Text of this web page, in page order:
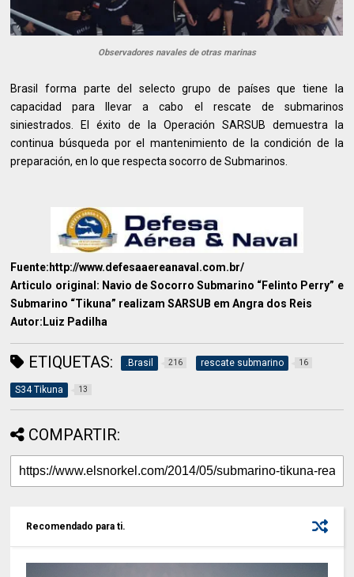
Observadores navales de otras marinas
Brasil forma parte del selecto grupo de países que tiene la
capacidad para llevar a cabo el rescate de submarinos
siniestrados. El éxito de la Operación SARSUB demuestra la
continua búsqueda por el mantenimiento de la condición de la
preparación, en lo que respecta socorro de Submarinos.
Fuente:http://www.defesaaereanaval.com.br/
Articulo original: Navio de Socorro Submarino “Felinto Perry” e
Submarino “Tikuna” realizam SARSUB em Angra dos Reis
Autor:Luiz Padilha
ETIQUETAS: .Brasil 216 rescate submarino 16
S34 Tikuna 13
COMPARTIR:
Recomendado para ti.